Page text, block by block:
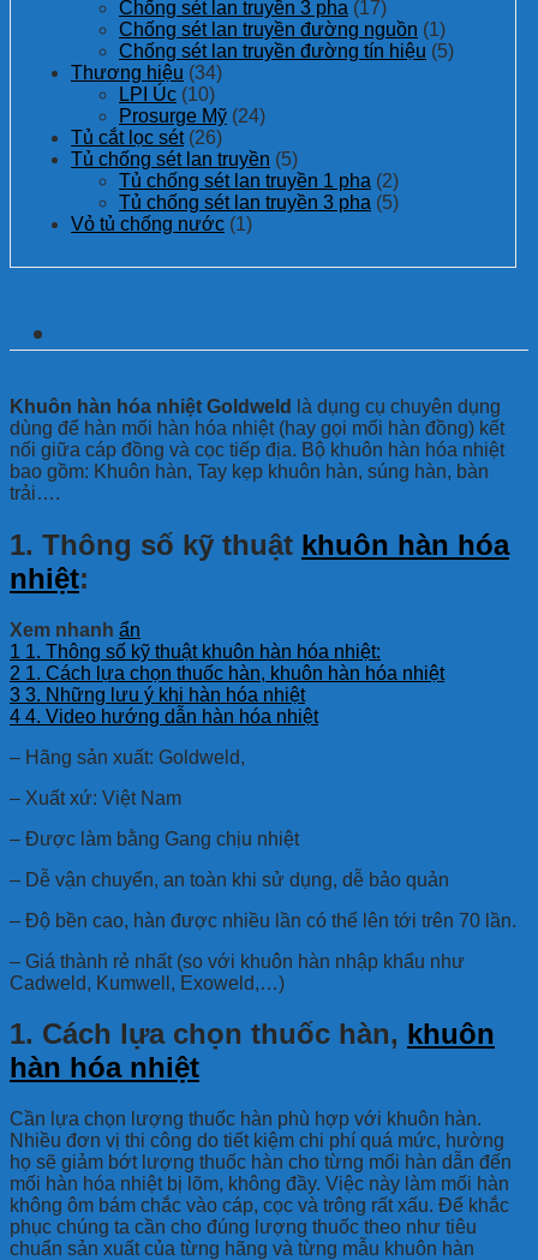
Chống sét lan truyền 3 pha (17)
Chống sét lan truyền đường nguồn (1)
Chống sét lan truyền đường tín hiệu (5)
Thương hiệu (34)
LPI Úc (10)
Prosurge Mỹ (24)
Tủ cắt lọc sét (26)
Tủ chống sét lan truyền (5)
Tủ chống sét lan truyền 1 pha (2)
Tủ chống sét lan truyền 3 pha (5)
Vỏ tủ chống nước (1)
Khuôn hàn hóa nhiệt Goldweld
là dụng cụ chuyên dụng
dùng để hàn mối hàn hóa nhiệt (hay gọi mối hàn đồng) kết
nối giữa cáp đồng và cọc tiếp địa. Bộ khuôn hàn hóa nhiệt
bao gồm: Khuôn hàn, Tay kẹp khuôn hàn, súng hàn, bàn
trải….
1. Thông số kỹ thuật khuôn hàn hóa
nhiệt:
Xem nhanh ẩn
1 1. Thông số kỹ thuật khuôn hàn hóa nhiệt:
2 1. Cách lựa chọn thuốc hàn, khuôn hàn hóa nhiệt
3 3. Những lưu ý khi hàn hóa nhiệt
4 4. Video hướng dẫn hàn hóa nhiệt
– Hãng sản xuất: Goldweld,
– Xuất xứ: Việt Nam
– Được làm bằng Gang chịu nhiệt
– Dễ vận chuyển, an toàn khi sử dụng, dễ bảo quản
– Độ bền cao, hàn được nhiều lần có thể lên tới trên 70 lần.
– Giá thành rẻ nhất (so với khuôn hàn nhập khẩu như
Cadweld, Kumwell, Exoweld,…)
1. Cách lựa chọn thuốc hàn, khuôn
hàn hóa nhiệt
Cần lựa chọn lượng thuốc hàn phù hợp với khuôn hàn.
Nhiều đơn vị thi công do tiết kiệm chi phí quá mức, hường
họ sẽ giảm bớt lượng thuốc hàn cho từng mối hàn dẫn đến
mối hàn hóa nhiệt bị lõm, không đầy. Việc này làm mối hàn
không ôm bám chắc vào cáp, cọc và trông rất xấu. Để khắc
phục chúng ta cần cho đúng lượng thuốc theo như tiêu
chuẩn sản xuất của từng hãng và từng mẫu khuôn hàn